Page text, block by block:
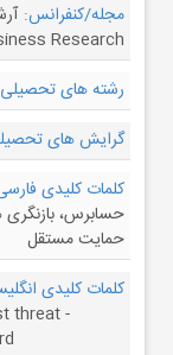
مجله/کنفرانس:
Research
رشته های
گرایش های
کلمات کلیدی
حسابرس،
حمایت مستقل
کلمات کلیدی
threat -